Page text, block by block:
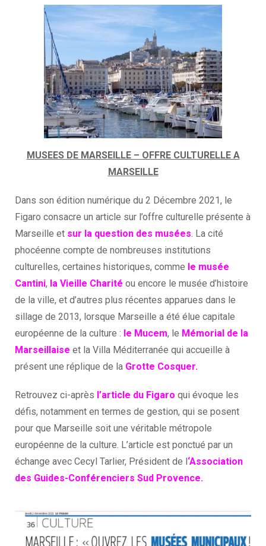
MUSEES DE MARSEILLE – OFFRE CULTURELLE A
MARSEILLE
Dans son édition numérique du 2 Décembre 2021, le
Figaro consacre un article sur l’offre culturelle présente à
Marseille et sur la question des musées. La cité
phocéenne compte de nombreuses institutions
culturelles, certaines historiques, comme le musée
Cantini, la Vieille Charité ou encore le musée d’histoire
de la ville, et d’autres plus récentes apparues dans le
sillage de 2013, lorsque Marseille a été élue capitale
européenne de la culture : le Mucem, le Mémorial de la
Marseillaise et la Villa Méditerranée qui accueille à
présent une réplique de la Grotte Cosquer.
Retrouvez ci-après l’article du Figaro qui évoque les
défis, notamment en termes de gestion, qui se posent
pour que Marseille soit une véritable métropole
européenne de la culture. L’article est ponctué par un
échange avec Cecyl Tarlier, Président de l‘Association
des Guides-Conférenciers Sud Provence.